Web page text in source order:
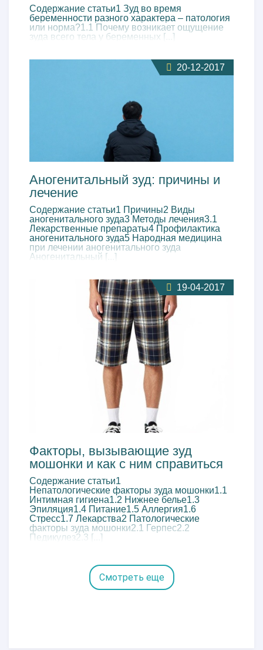
Содержание статьи1 Зуд во время
беременности разного характера – патология
или норма?1.1 Почему возникает ощущение
зуда всего тела у беременных [...]
20-12-2017
Аногенитальный зуд: причины и
лечение
Содержание статьи1 Причины2 Виды
аногенитального зуда3 Методы лечения3.1
Лекарственные препараты4 Профилактика
аногенитального зуда5 Народная медицина
при лечении аногенитального зуда
Аногенитальный [...]
19-04-2017
Факторы, вызывающие зуд
мошонки и как с ним справиться
Содержание статьи1
Непатологические факторы зуда мошонки1.1
Интимная гигиена1.2 Нижнее белье1.3
Эпиляция1.4 Питание1.5 Аллергия1.6
Стресс1.7 Лекарства2 Патологические
факторы зуда мошонки2.1 Герпес2.2
Педикулез2.3 [...]
Смотреть еще